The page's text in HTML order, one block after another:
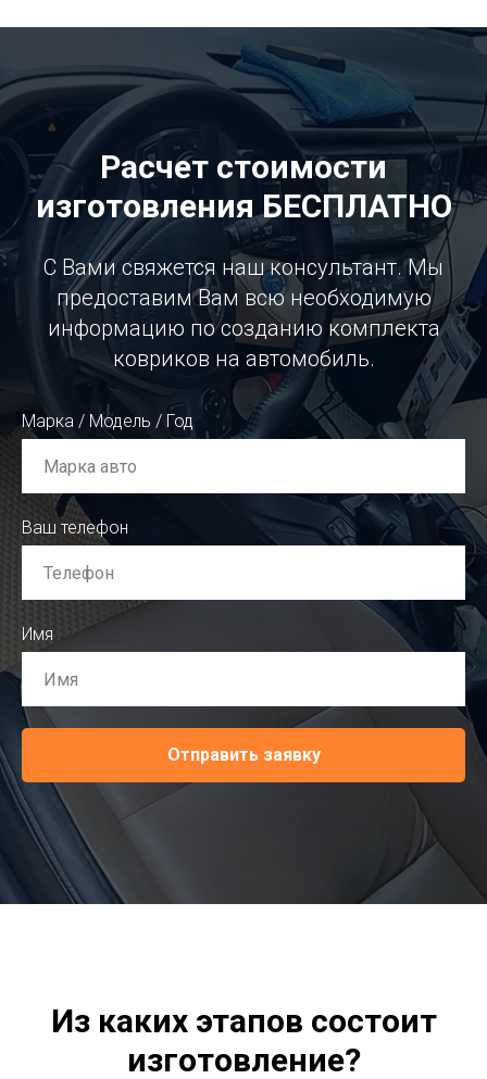
Расчет стоимости
изготовления БЕСПЛАТНО
С Вами свяжется наш консультант. Мы
предоставим Вам всю необходимую
информацию по созданию комплекта
ковриков на автомобиль.
Марка / Модель / Год
Ваш телефон
Имя
Отправить заявку
Из каких этапов состоит
изготовление?